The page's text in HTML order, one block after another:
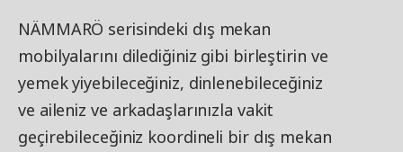
NÄMMARÖ serisindeki dış mekan
mobilyalarını dilediğiniz gibi birleştirin ve
yemek yiyebileceğiniz, dinlenebileceğiniz
ve aileniz ve arkadaşlarınızla vakit
geçirebileceğiniz koordineli bir dış mekan